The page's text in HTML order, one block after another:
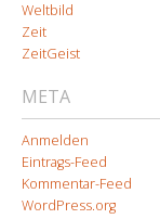
Weltbild
Zeit
ZeitGeist
META
Anmelden
Eintrags-Feed
Kommentar-Feed
WordPress.org